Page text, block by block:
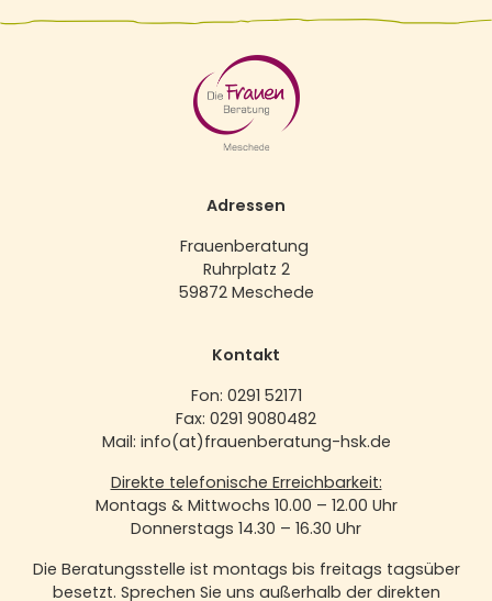
Adressen
Frauenberatung
Ruhrplatz 2
59872 Meschede
Kontakt
Fon: 0291 52171
Fax: 0291 9080482
Mail: info(at)frauenberatung-hsk.de
Direkte telefonische Erreichbarkeit:
Montags & Mittwochs 10.00 – 12.00 Uhr
Donnerstags 14.30 – 16.30 Uhr
Die Beratungsstelle ist montags bis freitags tagsüber
besetzt. Sprechen Sie uns außerhalb der direkten